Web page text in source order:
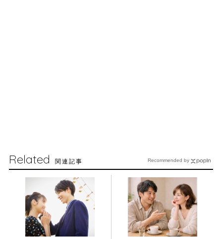
Related 関連記事 Recommended by